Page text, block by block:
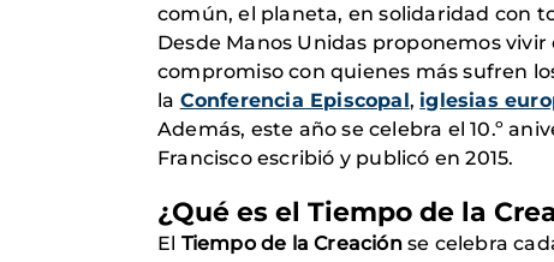
común, el planeta, en solidaridad con
Desde Manos Unidas proponemos
compromiso con quienes más sufren
la Conferencia Episcopal, iglesias
Además, este año se celebra el 10.º
Francisco escribió y publicó en 2015.
¿Qué es el Tiempo de la
El Tiempo de la Creaciónse celebra